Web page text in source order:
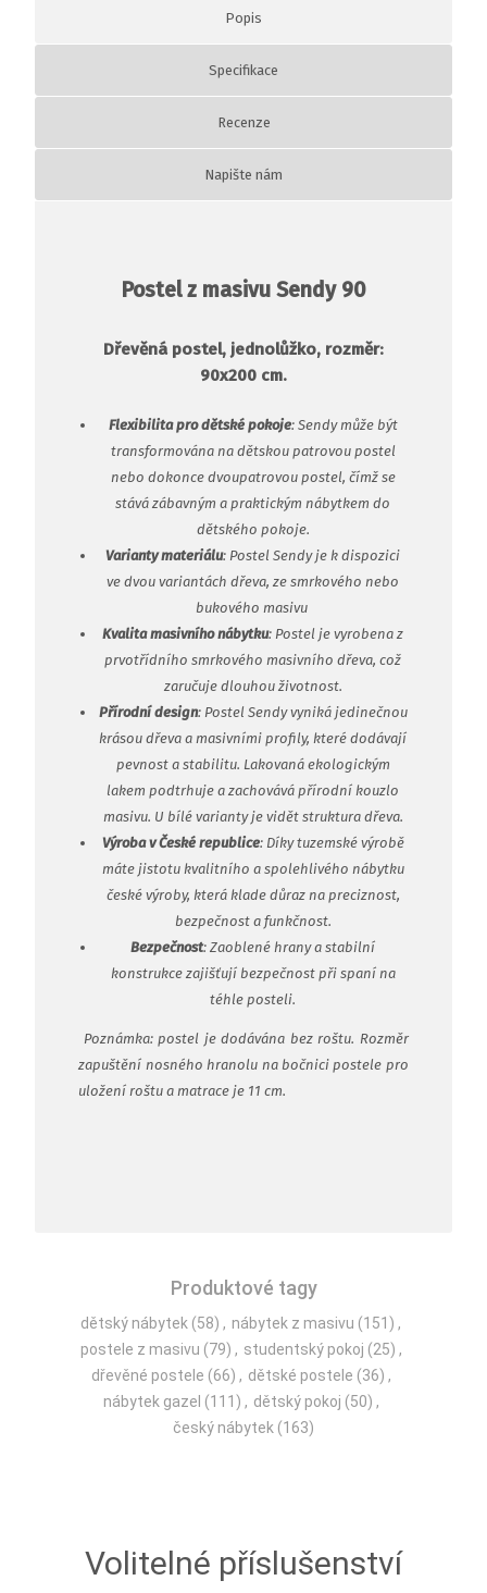
Popis
Specifikace
Recenze
Napište nám
Postel z masivu Sendy 90
Dřevěná postel, jednolůžko, rozměr:
90x200 cm.
Flexibilita pro dětské pokoje: Sendy může být
transformována na dětskou patrovou postel
nebo dokonce dvoupatrovou postel, čímž se
stává zábavným a praktickým nábytkem do
dětského pokoje.
Varianty materiálu: Postel Sendy je k dispozici
ve dvou variantách dřeva, ze smrkového nebo
bukového masivu
Kvalita masivního nábytku: Postel je vyrobena z
prvotřídního smrkového masivního dřeva, což
zaručuje dlouhou životnost.
Přírodní design: Postel Sendy vyniká jedinečnou
krásou dřeva a masivními profily, které dodávají
pevnost a stabilitu. Lakovaná ekologickým
lakem podtrhuje a zachovává přírodní kouzlo
masivu. U bílé varianty je vidět struktura dřeva.
Výroba v České republice: Díky tuzemské výrobě
máte jistotu kvalitního a spolehlivého nábytku
české výroby, která klade důraz na preciznost,
bezpečnost a funkčnost.
Bezpečnost: Zaoblené hrany a stabilní
konstrukce zajišťují bezpečnost při spaní na
téhle posteli.
Poznámka: postel je dodávána bez roštu. Rozměr
zapuštění nosného hranolu na bočnici postele pro
uložení roštu a matrace je 11 cm.
Produktové tagy
dětský nábytek (58) , nábytek z masivu (151) ,
postele z masivu (79) , studentský pokoj (25) ,
dřevěné postele (66) , dětské postele (36) ,
nábytek gazel (111) , dětský pokoj (50) ,
český nábytek (163)
Volitelné příslušenství